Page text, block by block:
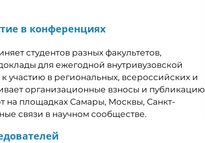
в конференциях
студентов разных факультетов,
для ежегодной внутривузовской
в региональных, всероссийских и
организационные взносы и публикацию
на площадках Самары, Москвы, Санкт-
связи в научном сообществе.